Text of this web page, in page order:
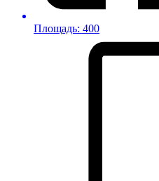
Площадь: 400